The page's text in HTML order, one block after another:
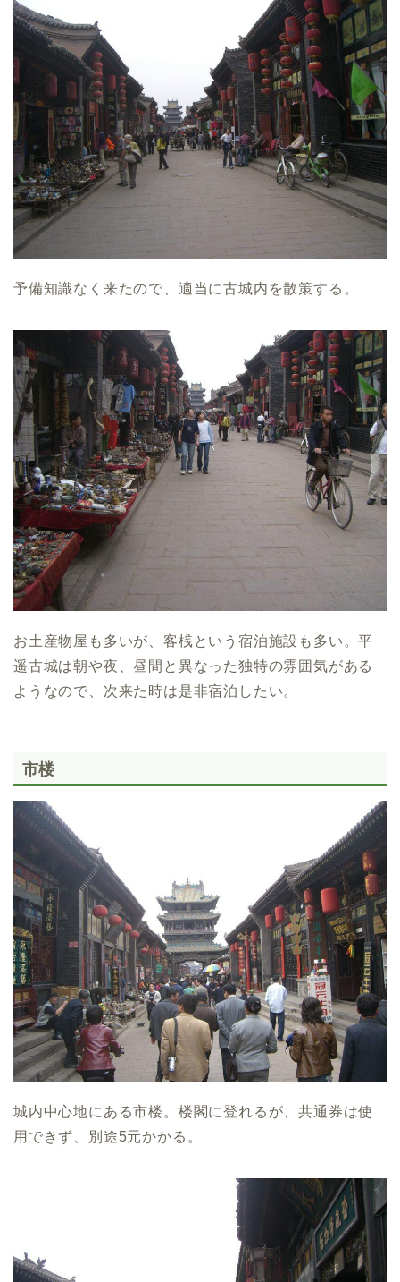
予備知識なく来たので、適当に古城内を散策する。
お土産物屋も多いが、客桟という宿泊施設も多い。平
遥古城は朝や夜、昼間と異なった独特の雰囲気がある
ようなので、次来た時は是非宿泊したい。
市楼
城内中心地にある市楼。楼閣に登れるが、共通券は使
用できず、別途5元かかる。